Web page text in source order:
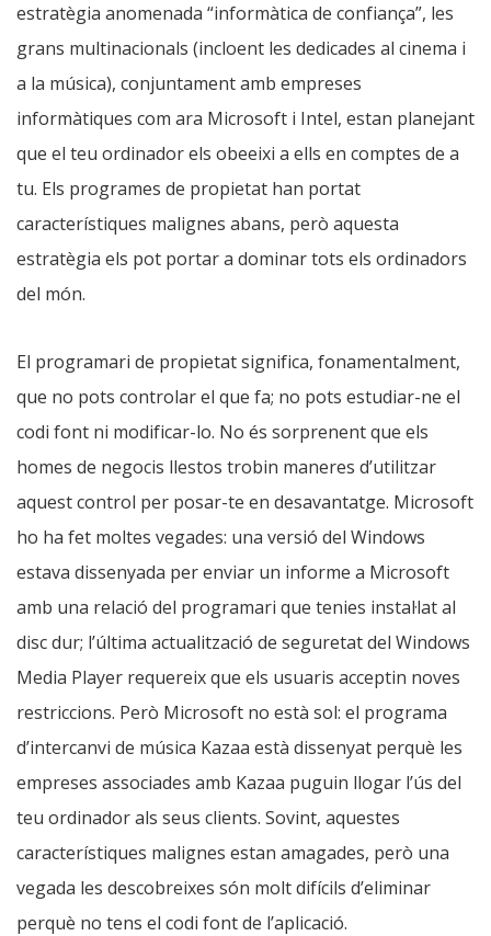
estratègia anomenada “informàtica de confiança”, les
grans multinacionals (incloent les dedicades al cinema i
a la música), conjuntament amb empreses
informàtiques com ara Microsoft i Intel, estan planejant
que el teu ordinador els obeeixi a ells en comptes de a
tu. Els programes de propietat han portat
característiques malignes abans, però aquesta
estratègia els pot portar a dominar tots els ordinadors
del món.
El programari de propietat significa, fonamentalment,
que no pots controlar el que fa; no pots estudiar-ne el
codi font ni modificar-lo. No és sorprenent que els
homes de negocis llestos trobin maneres d’utilitzar
aquest control per posar-te en desavantatge. Microsoft
ho ha fet moltes vegades: una versió del Windows
estava dissenyada per enviar un informe a Microsoft
amb una relació del programari que tenies instal·lat al
disc dur; l’última actualització de seguretat del Windows
Media Player requereix que els usuaris acceptin noves
restriccions. Però Microsoft no està sol: el programa
d’intercanvi de música Kazaa està dissenyat perquè les
empreses associades amb Kazaa puguin llogar l’ús del
teu ordinador als seus clients. Sovint, aquestes
característiques malignes estan amagades, però una
vegada les descobreixes són molt difícils d’eliminar
perquè no tens el codi font de l’aplicació.